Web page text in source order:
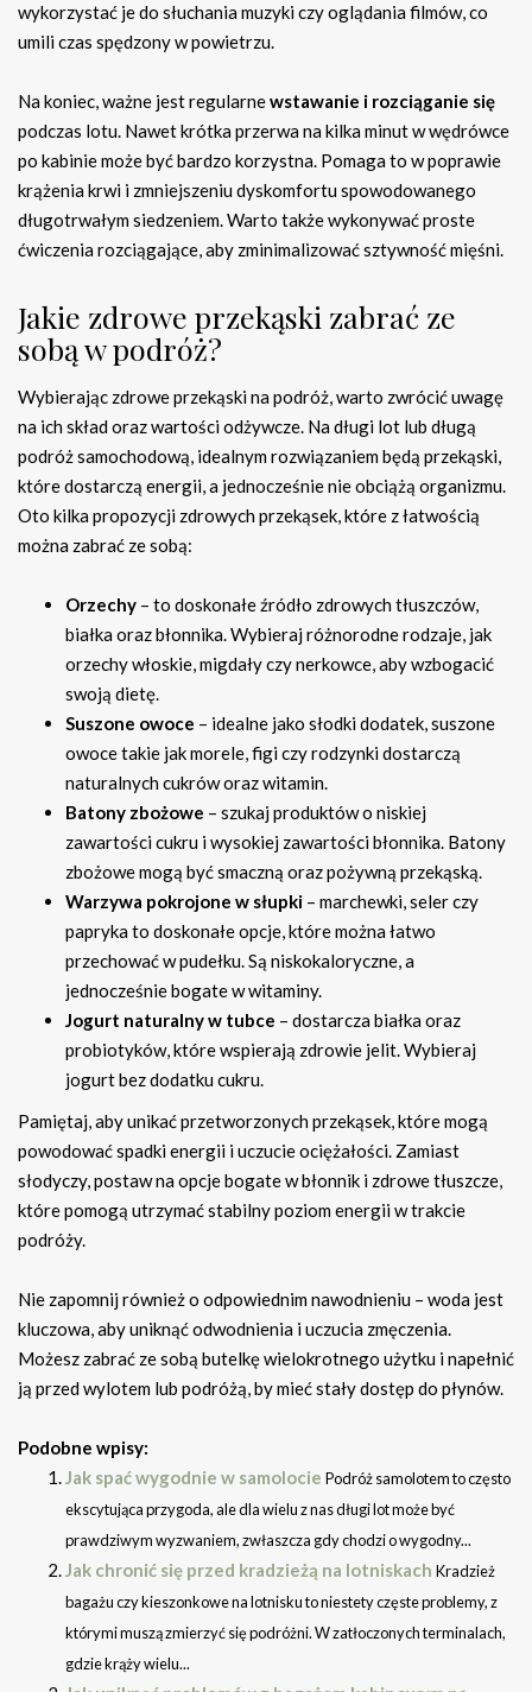
wykorzystać je do słuchania muzyki czy oglądania filmów, co
umili czas spędzony w powietrzu.
Na koniec, ważne jest regularnewstawanie i rozciąganie się
podczas lotu. Nawet krótka przerwa na kilka minut w wędrówce
po kabinie może być bardzo korzystna. Pomaga to w poprawie
krążenia krwi i zmniejszeniu dyskomfortu spowodowanego
długotrwałym siedzeniem. Warto także wykonywać proste
ćwiczenia rozciągające, aby zminimalizować sztywność mięśni.
Jakie zdrowe przekąski zabrać ze
sobą w podróż?
Wybierając zdrowe przekąski na podróż, warto zwrócić uwagę
na ich skład oraz wartości odżywcze. Na długi lot lub długą
podróż samochodową, idealnym rozwiązaniem będą przekąski,
które dostarczą energii, a jednocześnie nie obciążą organizmu.
Oto kilka propozycji zdrowych przekąsek, które z łatwością
można zabrać ze sobą:
Orzechy – to doskonałe źródło zdrowych tłuszczów,
białka oraz błonnika. Wybieraj różnorodne rodzaje, jak
orzechy włoskie, migdały czy nerkowce, aby wzbogacić
swoją dietę.
Suszone owoce – idealne jako słodki dodatek, suszone
owoce takie jak morele, figi czy rodzynki dostarczą
naturalnych cukrów oraz witamin.
Batony zbożowe – szukaj produktów o niskiej
zawartości cukru i wysokiej zawartości błonnika. Batony
zbożowe mogą być smaczną oraz pożywną przekąską.
Warzywa pokrojone w słupki – marchewki, seler czy
papryka to doskonałe opcje, które można łatwo
przechować w pudełku. Są niskokaloryczne, a
jednocześnie bogate w witaminy.
Jogurt naturalny w tubce – dostarcza białka oraz
probiotyków, które wspierają zdrowie jelit. Wybieraj
jogurt bez dodatku cukru.
Pamiętaj, aby unikać przetworzonych przekąsek, które mogą
powodować spadki energii i uczucie ociężałości. Zamiast
słodyczy, postaw na opcje bogate w błonnik i zdrowe tłuszcze,
które pomogą utrzymać stabilny poziom energii w trakcie
podróży.
Nie zapomnij również o odpowiednim nawodnieniu – woda jest
kluczowa, aby uniknąć odwodnienia i uczucia zmęczenia.
Możesz zabrać ze sobą butelkę wielokrotnego użytku i napełnić
ją przed wylotem lub podróżą, by mieć stały dostęp do płynów.
Podobne wpisy:
Jak spać wygodnie w samolocie Podróż samolotem to często
ekscytująca przygoda, ale dla wielu z nas długi lot może być
prawdziwym wyzwaniem, zwłaszcza gdy chodzi o wygodny...
Jak chronić się przed kradzieżą na lotniskach Kradzież
bagażu czy kieszonkowe na lotnisku to niestety częste problemy, z
którymi muszą zmierzyć się podróżni. W zatłoczonych terminalach,
gdzie krąży wielu...